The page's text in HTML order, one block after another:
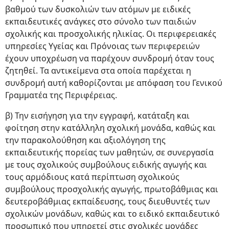
βαθμού των δυσκολιών των ατόμων με ειδικές
εκπαιδευτικές ανάγκες στο σύνολο των παιδιών
σχολικής και προσχολικής ηλικίας. Οι περιφερειακές
υπηρεσίες Υγείας και Πρόνοιας των περιφερειών
έχουν υποχρέωση να παρέχουν συνδρομή όταν τους
ζητηθεί. Τα αντικείμενα στα οποία παρέχεται η
συνδρομή αυτή καθορίζονται με απόφαση του Γενικού
Γραμματέα της Περιφέρειας.
β) Την εισήγηση για την εγγραφή, κατάταξη και
φοίτηση στην κατάλληλη σχολική μονάδα, καθώς και
την παρακολούθηση και αξιολόγηση της
εκπαιδευτικής πορείας των μαθητών, σε συνεργασία
με τους σχολικούς συμβούλους ειδικής αγωγής και
τους αρμόδιους κατά περίπτωση σχολικούς
συμβούλους προσχολικής αγωγής, πρωτοβάθμιας και
δευτεροβάθμιας εκπαίδευσης, τους διευθυντές των
σχολικών μονάδων, καθώς και το ειδικό εκπαιδευτικό
προσωπικό που υπηρετεί στις σχολικές μονάδες